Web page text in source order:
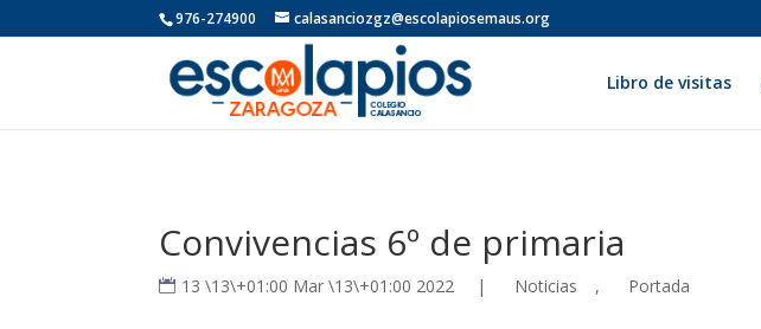
976-274900 calasanciozgz@escolapiosemaus.org
Libro de visitas
Convivencias 6º de primaria
13 \13\+01:00 Mar \13\+01:00 2022 | Noticias , Portada